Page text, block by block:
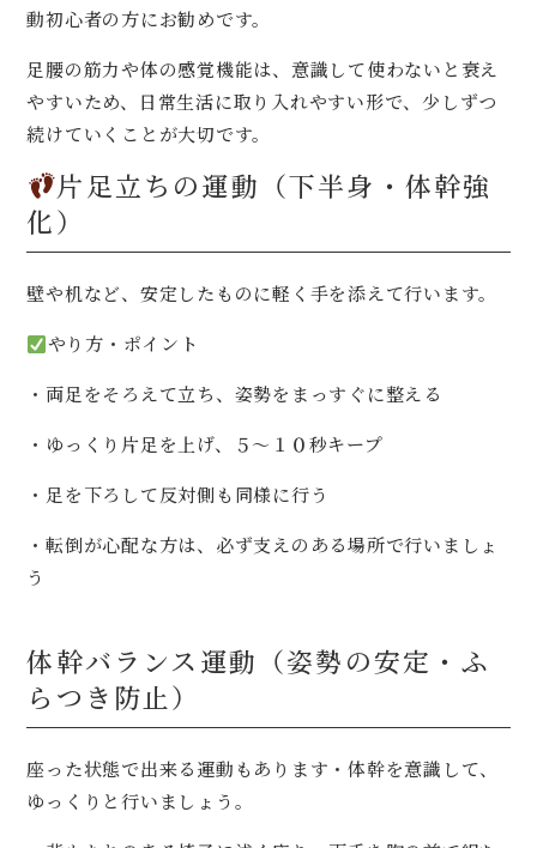
動初心者の方にお勧めです。
足腰の筋力や体の感覚機能は、意識して使わないと衰え
やすいため、日常生活に取り入れやすい形で、少しずつ
続けていくことが大切です。
片足立ちの運動（下半身・体幹強
化）
壁や机など、安定したものに軽く手を添えて行います。
やり方・ポイント
・両足をそろえて立ち、姿勢をまっすぐに整える
・ゆっくり片足を上げ、５～１０秒キープ
・足を下ろして反対側も同様に行う
・転倒が心配な方は、必ず支えのある場所で行いましょ
う
体幹バランス運動（姿勢の安定・ふ
らつき防止）
座った状態で出来る運動もあります・体幹を意識して、
ゆっくりと行いましょう。